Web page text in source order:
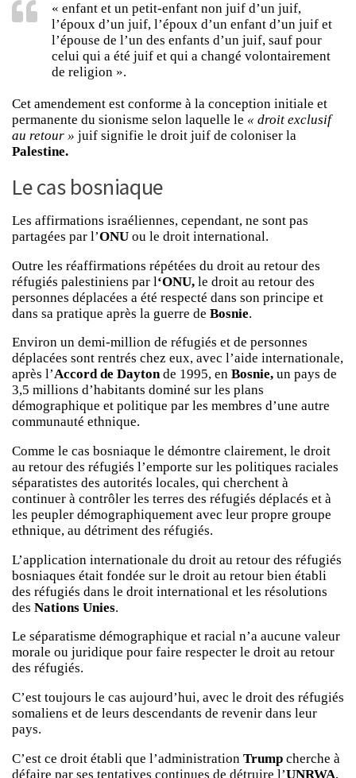
« enfant et un petit-enfant non juif d’un juif,
l’époux d’un juif, l’époux d’un enfant d’un juif et
l’épouse de l’un des enfants d’un juif, sauf pour
celui qui a été juif et qui a changé volontairement
de religion ».
Cet amendement est conforme à la conception initiale et
permanente du sionisme selon laquelle le « droit exclusif
au retour » juif signifie le droit juif de coloniser la
Palestine.
Le cas bosniaque
Les affirmations israéliennes, cependant, ne sont pas
partagées par l’ONU ou le droit international.
Outre les réaffirmations répétées du droit au retour des
réfugiés palestiniens par l‘ONU, le droit au retour des
personnes déplacées a été respecté dans son principe et
dans sa pratique après la guerre de Bosnie.
Environ un demi-million de réfugiés et de personnes
déplacées sont rentrés chez eux, avec l’aide internationale,
après l’Accord de Daytonde 1995, en Bosnie, un pays de
3,5 millions d’habitants dominé sur les plans
démographique et politique par les membres d’une autre
communauté ethnique.
Comme le cas bosniaque le démontre clairement, le droit
au retour des réfugiés l’emporte sur les politiques raciales
séparatistes des autorités locales, qui cherchent à
continuer à contrôler les terres des réfugiés déplacés et à
les peupler démographiquement avec leur propre groupe
ethnique, au détriment des réfugiés.
L’application internationale du droit au retour des réfugiés
bosniaques était fondée sur le droit au retour bien établi
des réfugiés dans le droit international et les résolutions
des Nations Unies.
Le séparatisme démographique et racial n’a aucune valeur
morale ou juridique pour faire respecter le droit au retour
des réfugiés.
C’est toujours le cas aujourd’hui, avec le droit des réfugiés
somaliens et de leurs descendants de revenir dans leur
pays.
C’est ce droit établi que l’administration Trump cherche à
défaire par ses tentatives continues de détruire l’UNRWA,